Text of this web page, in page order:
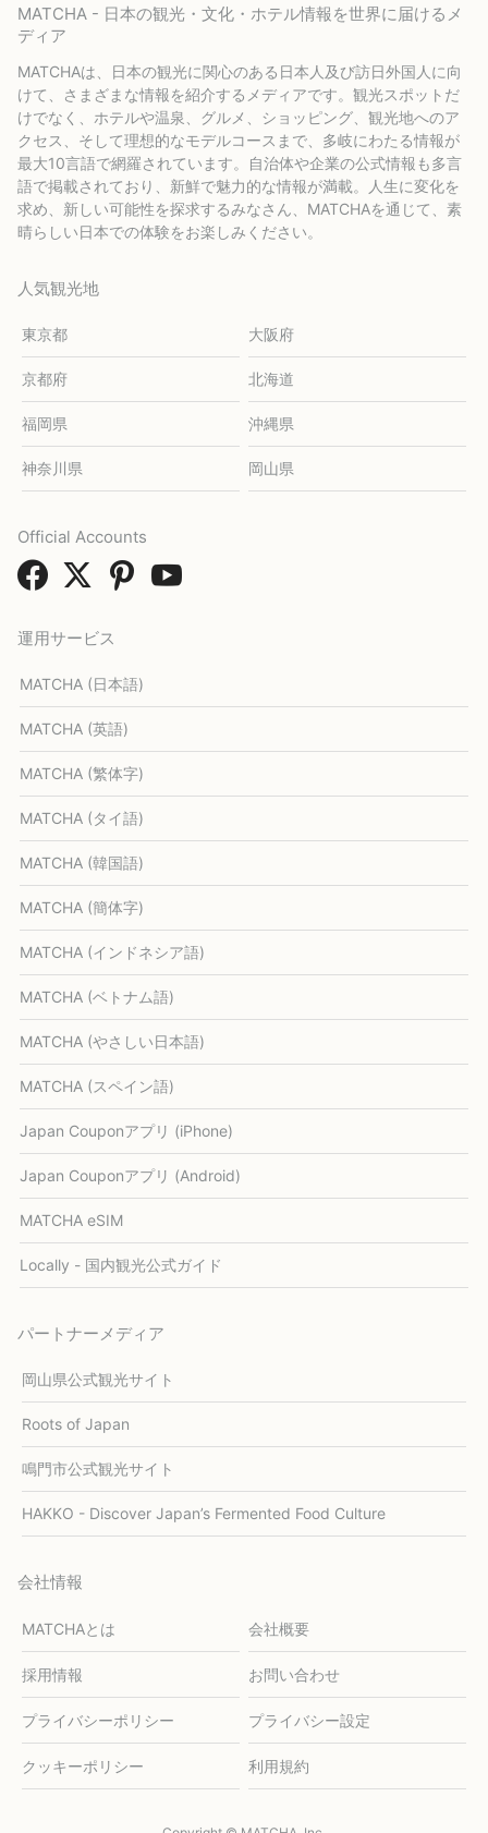
MATCHA - 日本の観光・文化・ホテル情報を世界に届けるメ
ディア
MATCHAは、日本の観光に関心のある日本人及び訪日外国人に向
けて、さまざまな情報を紹介するメディアです。観光スポットだ
けでなく、ホテルや温泉、グルメ、ショッピング、観光地へのア
クセス、そして理想的なモデルコースまで、多岐にわたる情報が
最大10言語で網羅されています。自治体や企業の公式情報も多言
語で掲載されており、新鮮で魅力的な情報が満載。人生に変化を
求め、新しい可能性を探求するみなさん、MATCHAを通じて、素
晴らしい日本での体験をお楽しみください。
人気観光地
東京都 大阪府
京都府 北海道
福岡県 沖縄県
神奈川県 岡山県
運用サービス
MATCHA (日本語)
MATCHA (英語)
MATCHA (繁体字)
MATCHA (タイ語)
MATCHA (韓国語)
MATCHA (簡体字)
MATCHA (インドネシア語)
MATCHA (ベトナム語)
MATCHA (やさしい日本語)
MATCHA (スペイン語)
Japan Couponアプリ (iPhone)
Japan Couponアプリ (Android)
MATCHA eSIM
Locally - 国内観光公式ガイド
パートナーメディア
岡山県公式観光サイト
Roots of Japan
鳴門市公式観光サイト
HAKKO - Discover Japan’s Fermented Food Culture
会社情報
MATCHAとは 会社概要
採用情報 お問い合わせ
プライバシーポリシー プライバシー設定
クッキーポリシー 利用規約
Official Accounts